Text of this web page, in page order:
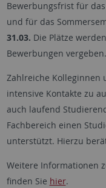
Bewerbungsfrist für
und für das
31.03. Die Plätze
Bewerbungen vergeben.
Zahlreiche Kolleginnen
intensive Kontakte zu
auch laufend
Fachbereich einen
unterstützt. Hierzu
Weitere Informationen
finden Sie hier.